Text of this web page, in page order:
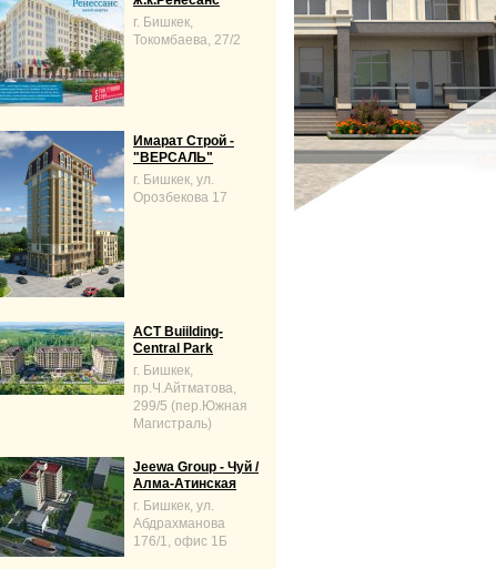
г. Бишкек,
Токомбаева, 27/2
Имарат Строй -
"ВЕРСАЛЬ"
г. Бишкек, ул.
Орозбекова 17
ACT Buiilding-
Central Park
г. Бишкек,
пр.Ч.Айтматова,
299/5 (пер.Южная
Магистраль)
Jeewa Group - Чуй /
Алма-Атинская
г. Бишкек, ул.
Абдрахманова
176/1, офис 1Б